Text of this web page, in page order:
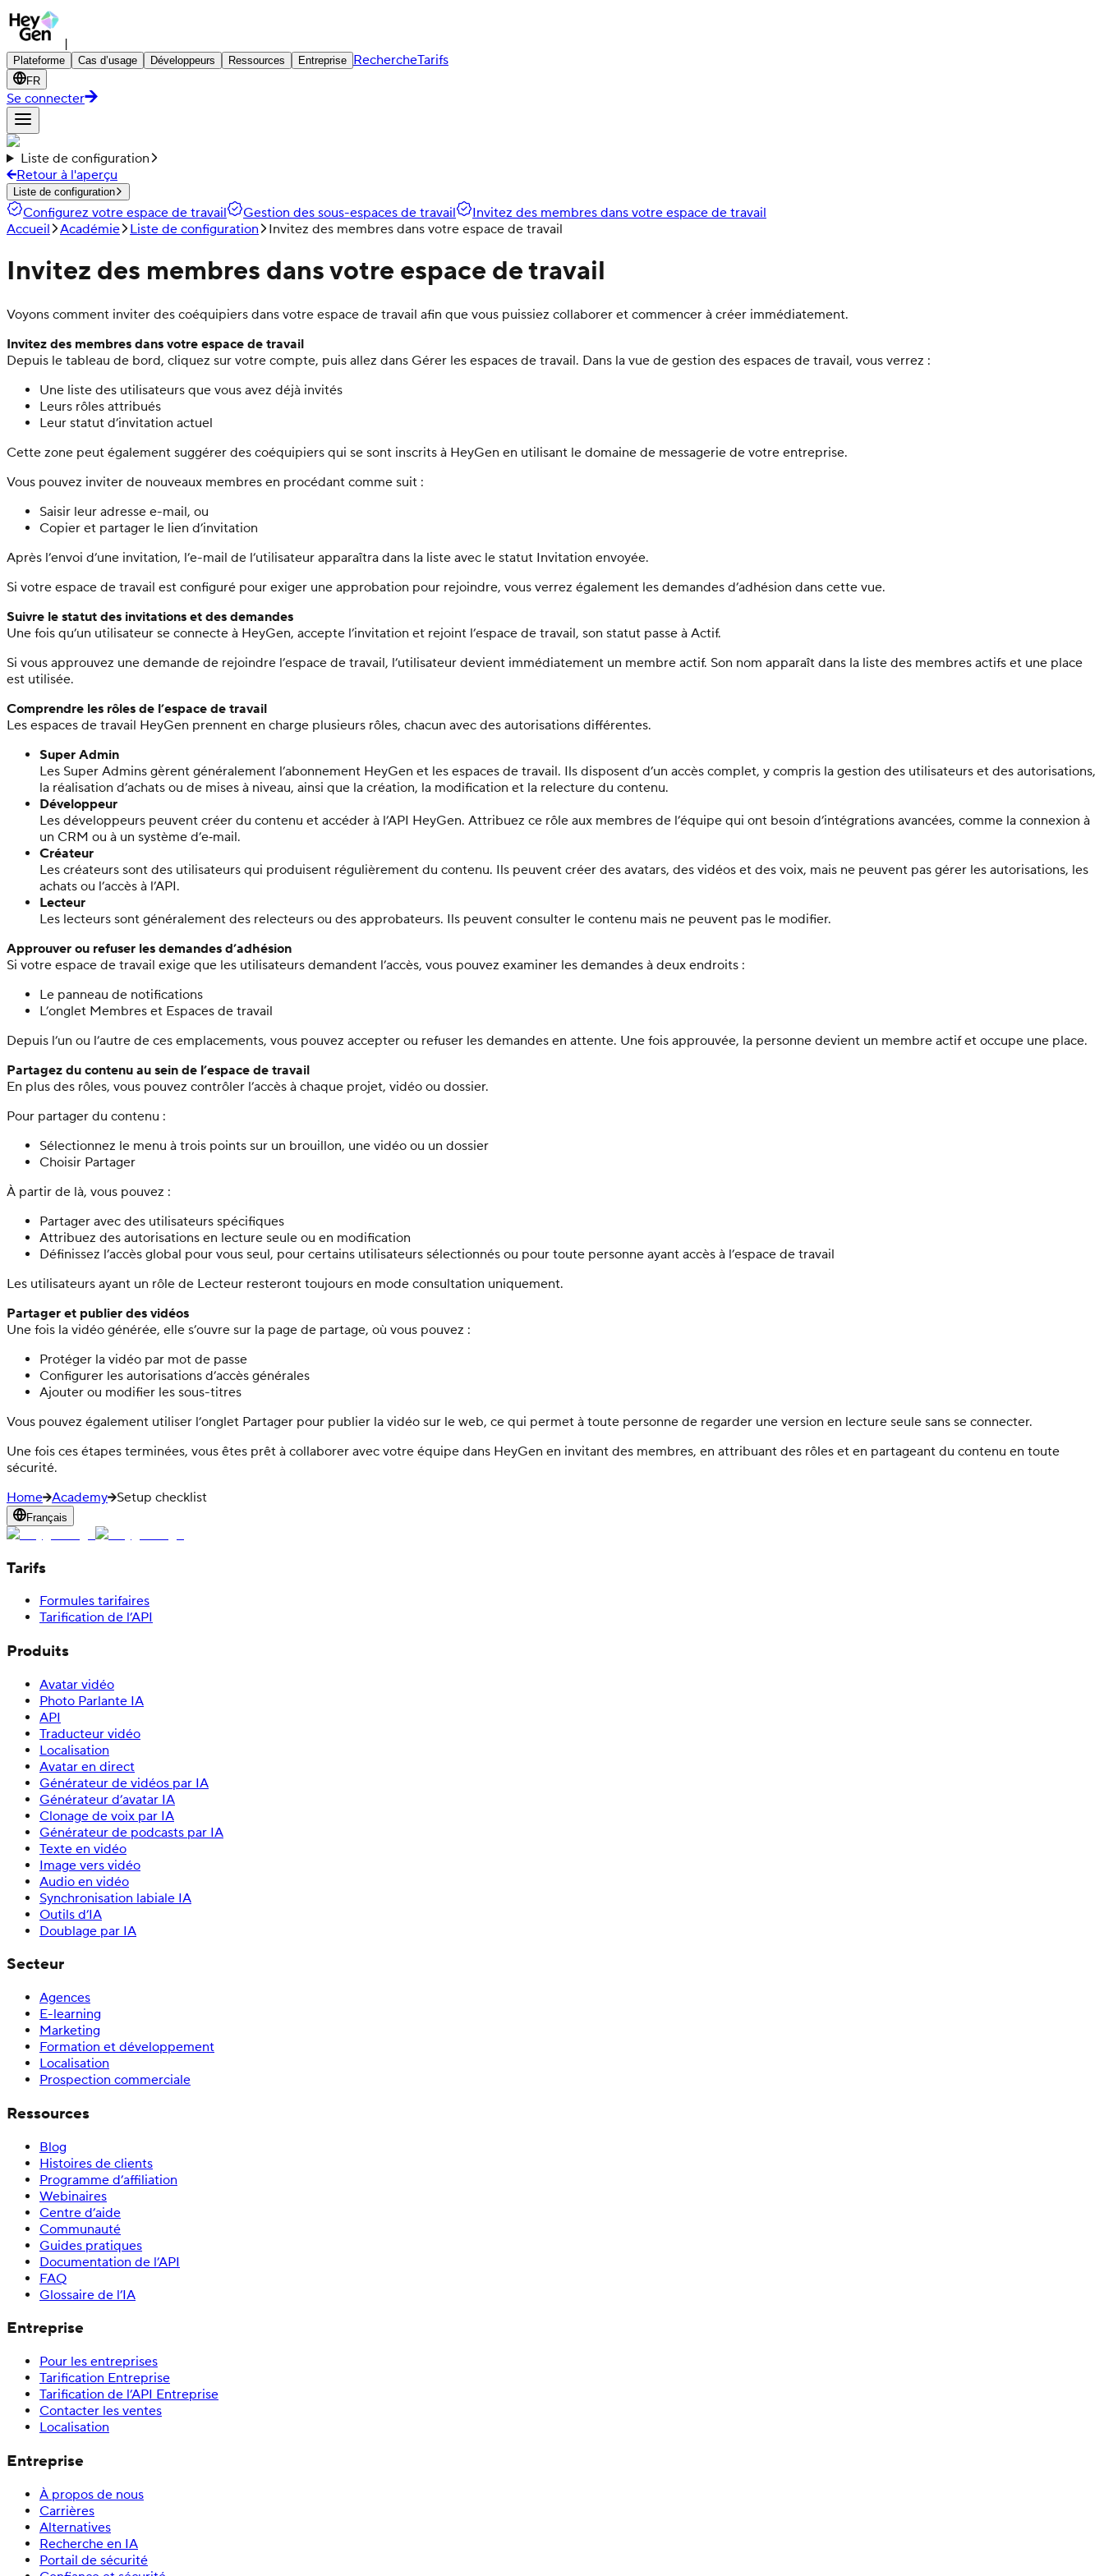
|
Plateforme Cas d’usage Développeurs Ressources Entreprise RechercheTarifs
FR
Se connecter
Liste de configuration
Retour à l'aperçu
Liste de configuration
Configurez votre espace de travail Gestion des sous-espaces de travail
Invitez des membres dans votre espace de travail
Accueil
Académie Liste de configuration Invitez des membres dans votre espace de travail
Invitez des membres dans votre espace de travail
Voyons comment inviter des coéquipiers dans votre espace de travail afin que vous puissiez collaborer et commencer à créer immédiatement.
Invitez des membres dans votre espace de travail
Depuis le tableau de bord, cliquez sur votre compte, puis allez dans Gérer les espaces de travail. Dans la vue de gestion des espaces de travail, vous verrez :
Une liste des utilisateurs que vous avez déjà invités
Leurs rôles attribués
Leur statut d’invitation actuel
Cette zone peut également suggérer des coéquipiers qui se sont inscrits à HeyGen en utilisant le domaine de messagerie de votre entreprise.
Vous pouvez inviter de nouveaux membres en procédant comme suit :
Saisir leur adresse e-mail, ou
Copier et partager le lien d’invitation
Après l’envoi d’une invitation, l’e-mail de l’utilisateur apparaîtra dans la liste avec le statut Invitation envoyée.
Si votre espace de travail est configuré pour exiger une approbation pour rejoindre, vous verrez également les demandes d’adhésion dans cette vue.
Suivre le statut des invitations et des demandes
Une fois qu’un utilisateur se connecte à HeyGen, accepte l’invitation et rejoint l’espace de travail, son statut passe à Actif.
Si vous approuvez une demande de rejoindre l’espace de travail, l’utilisateur devient immédiatement un membre actif. Son nom apparaît dans la liste des membres actifs et une place
est utilisée.
Comprendre les rôles de l’espace de travail
Les espaces de travail HeyGen prennent en charge plusieurs rôles, chacun avec des autorisations différentes.
Super Admin
Les Super Admins gèrent généralement l’abonnement HeyGen et les espaces de travail. Ils disposent d’un accès complet, y compris la gestion des utilisateurs et des autorisations,
la réalisation d’achats ou de mises à niveau, ainsi que la création, la modification et la relecture du contenu.
Développeur
Les développeurs peuvent créer du contenu et accéder à l’API HeyGen. Attribuez ce rôle aux membres de l’équipe qui ont besoin d’intégrations avancées, comme la connexion à
un CRM ou à un système d’e‑mail.
Créateur
Les créateurs sont des utilisateurs qui produisent régulièrement du contenu. Ils peuvent créer des avatars, des vidéos et des voix, mais ne peuvent pas gérer les autorisations, les
achats ou l’accès à l’API.
Lecteur
Les lecteurs sont généralement des relecteurs ou des approbateurs. Ils peuvent consulter le contenu mais ne peuvent pas le modifier.
Approuver ou refuser les demandes d’adhésion
Si votre espace de travail exige que les utilisateurs demandent l’accès, vous pouvez examiner les demandes à deux endroits :
Le panneau de notifications
L’onglet Membres et Espaces de travail
Depuis l’un ou l’autre de ces emplacements, vous pouvez accepter ou refuser les demandes en attente. Une fois approuvée, la personne devient un membre actif et occupe une place.
Partagez du contenu au sein de l’espace de travail
En plus des rôles, vous pouvez contrôler l’accès à chaque projet, vidéo ou dossier.
Pour partager du contenu :
Sélectionnez le menu à trois points sur un brouillon, une vidéo ou un dossier
Choisir Partager
À partir de là, vous pouvez :
Partager avec des utilisateurs spécifiques
Attribuez des autorisations en lecture seule ou en modification
Définissez l’accès global pour vous seul, pour certains utilisateurs sélectionnés ou pour toute personne ayant accès à l’espace de travail
Les utilisateurs ayant un rôle de Lecteur resteront toujours en mode consultation uniquement.
Partager et publier des vidéos
Une fois la vidéo générée, elle s’ouvre sur la page de partage, où vous pouvez :
Protéger la vidéo par mot de passe
Configurer les autorisations d’accès générales
Ajouter ou modifier les sous-titres
Vous pouvez également utiliser l’onglet Partager pour publier la vidéo sur le web, ce qui permet à toute personne de regarder une version en lecture seule sans se connecter.
Une fois ces étapes terminées, vous êtes prêt à collaborer avec votre équipe dans HeyGen en invitant des membres, en attribuant des rôles et en partageant du contenu en toute
sécurité.
Home Academy Setup checklist
Français
Tarifs
Formules tarifaires
Tarification de l’API
Produits
Avatar vidéo
Photo Parlante IA
API
Traducteur vidéo
Localisation
Avatar en direct
Générateur de vidéos par IA
Générateur d’avatar IA
Clonage de voix par IA
Générateur de podcasts par IA
Texte en vidéo
Image vers vidéo
Audio en vidéo
Synchronisation labiale IA
Outils d’IA
Doublage par IA
Secteur
Agences
E-learning
Marketing
Formation et développement
Localisation
Prospection commerciale
Ressources
Blog
Histoires de clients
Programme d’affiliation
Webinaires
Centre d’aide
Communauté
Guides pratiques
Documentation de l’API
FAQ
Glossaire de l’IA
Entreprise
Pour les entreprises
Tarification Entreprise
Tarification de l’API Entreprise
Contacter les ventes
Localisation
Entreprise
À propos de nous
Carrières
Alternatives
Recherche en IA
Portail de sécurité